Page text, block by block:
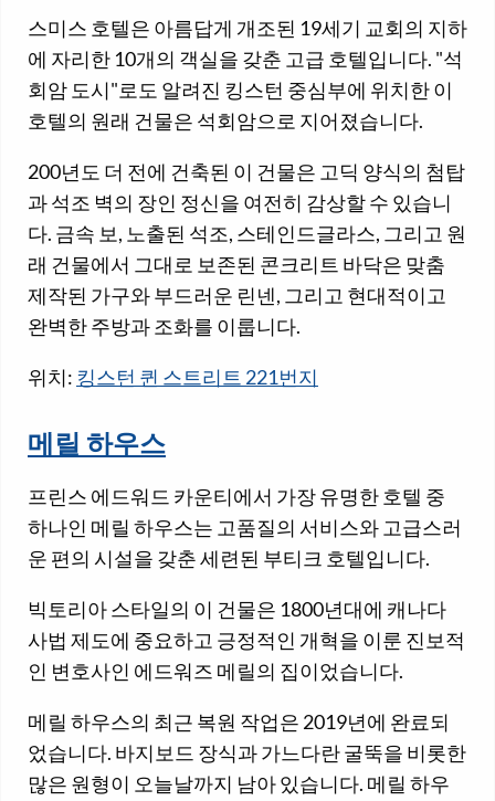
스미스 호텔은 아름답게 개조된 19세기 교회의 지하
에 자리한 10개의 객실을 갖춘 고급 호텔입니다. "석
회암 도시"로도 알려진 킹스턴 중심부에 위치한 이
호텔의 원래 건물은 석회암으로 지어졌습니다.
200년도 더 전에 건축된 이 건물은 고딕 양식의 첨탑
과 석조 벽의 장인 정신을 여전히 감상할 수 있습니
다. 금속 보, 노출된 석조, 스테인드글라스, 그리고 원
래 건물에서 그대로 보존된 콘크리트 바닥은 맞춤
제작된 가구와 부드러운 린넨, 그리고 현대적이고
완벽한 주방과 조화를 이룹니다.
위치: 킹스턴 퀸 스트리트 221번지
메릴 하우스
프린스 에드워드 카운티에서 가장 유명한 호텔 중
하나인 메릴 하우스는 고품질의 서비스와 고급스러
운 편의 시설을 갖춘 세련된 부티크 호텔입니다.
빅토리아 스타일의 이 건물은 1800년대에 캐나다
사법 제도에 중요하고 긍정적인 개혁을 이룬 진보적
인 변호사인 에드워즈 메릴의 집이었습니다.
메릴 하우스의 최근 복원 작업은 2019년에 완료되
었습니다. 바지보드 장식과 가느다란 굴뚝을 비롯한
많은 원형이 오늘날까지 남아 있습니다. 메릴 하우